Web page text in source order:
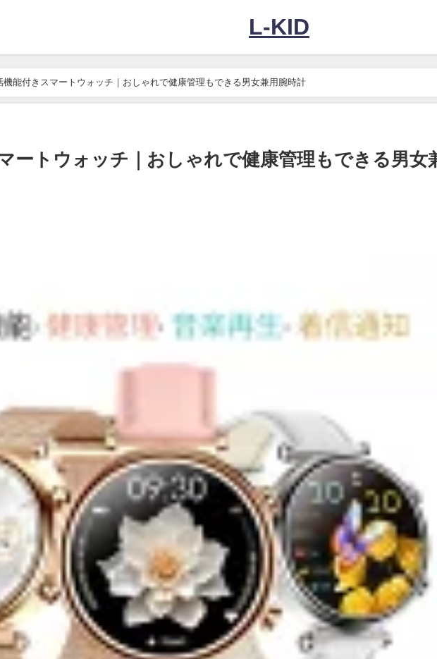
L-KID
機能付きスマートウォッチ｜おしゃれで健康管理もできる男女兼用腕時計
ートウォッチ｜おしゃれで健康管理もできる男女